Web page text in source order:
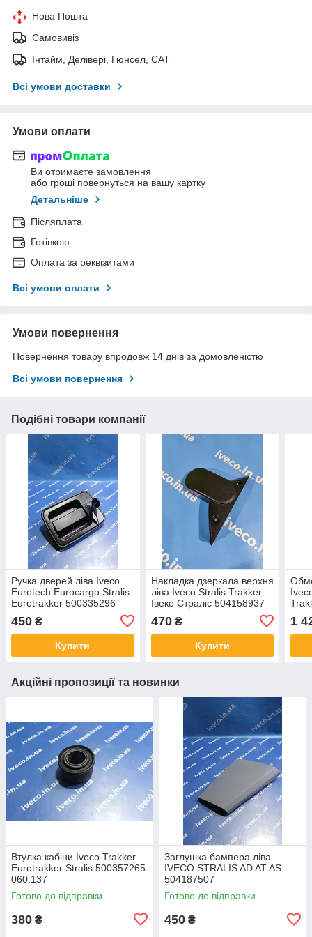
Нова Пошта
Самовивіз
Інтайм, Делівері, Гюнсел, САТ
Всі умови доставки
Умови оплати
Ви отримаєте замовлення
або гроші повернуться на вашу картку
Детальніше
Післяплата
Готівкою
Оплата за реквізитами
Всі умови оплати
Умови повернення
Повернення товару впродовж 14 днів за домовленістю
Всі умови повернення
Подібні товари компанії
Ручка дверей ліва Iveco
Eurotech Eurocargo Stralis
Eurotrakker 500335296
90732CNT
450 ₴
Купити
Накладка дзеркала верхня
ліва Iveco Stralis Trakker
Івеко Страліс 504158937
470₴
Купити
1
Акційні пропозиції та новинки
Втулка кабіни Iveco Trakker
Eurotrakker Stralis 500357265
060.137
Готово до відправки
380 ₴
Заглушка бампера ліва
IVECO STRALIS AD AT AS
504187507
Готово до відправки
450 ₴